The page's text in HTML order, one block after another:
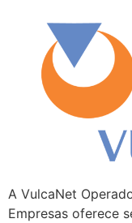
A VulcaNet
Empresas oferece